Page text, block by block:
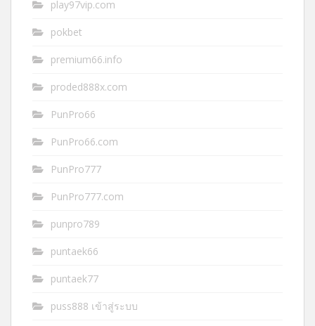
play97vip.com
pokbet
premium66.info
proded888x.com
PunPro66
PunPro66.com
PunPro777
PunPro777.com
punpro789
puntaek66
puntaek77
puss888 เข้าสู่ระบบ